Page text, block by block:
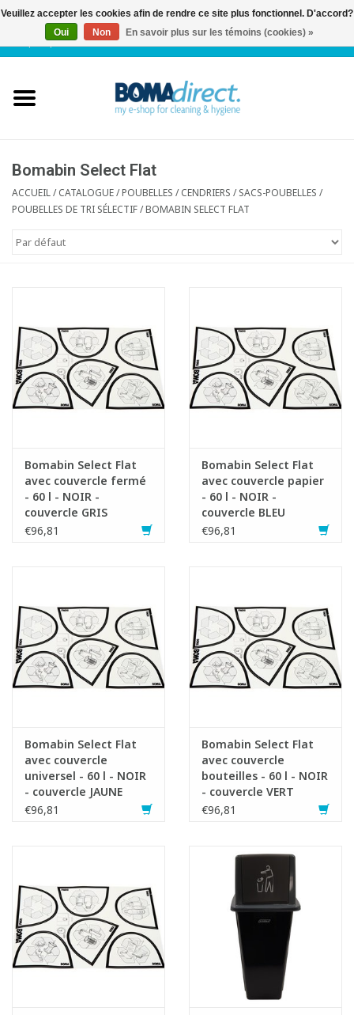
FR| 0 Articles
Service client
Blog
Bomabin Select Flat
ACCUEIL/CATALOGUE/POUBELLES / CENDRIERS / SACS-POUBELLES /
POUBELLES DE TRI SÉLECTIF/BOMABIN SELECT FLAT
Bomabin Select Flat
avec couvercle fermé
- 60 l - NOIR -
couvercle GRIS
€96,81
Bomabin Select Flat
avec couvercle papier
- 60 l - NOIR -
couvercle BLEU
€96,81
Bomabin Select Flat
avec couvercle
universel - 60 l - NOIR
- couvercle JAUNE
€96,81
Bomabin Select Flat
avec couvercle
bouteilles - 60 l - NOIR
- couvercle VERT
€96,81
Veuillez accepter les cookies afin de rendre ce site plus fonctionnel. D'accord?
Oui
Non En savoir plus sur les témoins (cookies) »